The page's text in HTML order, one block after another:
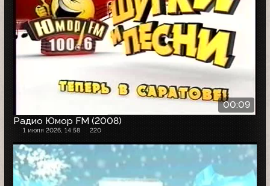
00:09
Радио Юмор FM (2008)
1 июля 2026, 14:58 220